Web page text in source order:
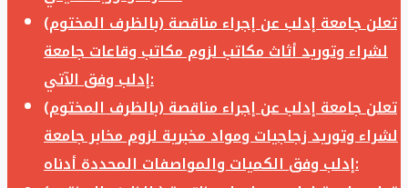
تعلن جامعة إدلب عن إجراء مناقصة (بالظرف المختوم)
لشراء وتوريد أثاث مكاتب لزوم مكاتب وقاعات جامعة
إدلب وفق الآتي:
تعلن جامعة إدلب عن إجراء مناقصة (بالظرف المختوم)
لشراء وتوريد زجاجيات ومواد مخبرية لزوم مخابر جامعة
إدلب وفق الكميات والمواصفات المحددة أدناه: